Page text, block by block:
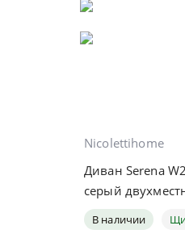
Nicolettihome
Диван Serena
серый
В наличии